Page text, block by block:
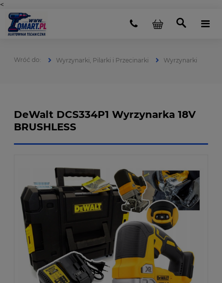
<
Wyrzynarki, Pilarki i Przecinarki Wyrzynarki
DeWalt DCS334P1 Wyrzynarka 18V
BRUSHLESS